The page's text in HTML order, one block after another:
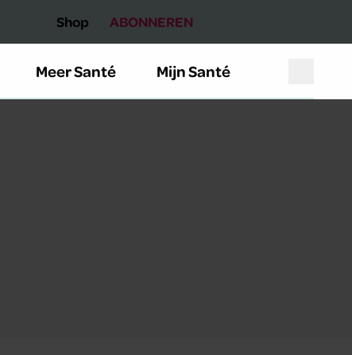
Shop ABONNEREN
Meer Santé Mijn Santé